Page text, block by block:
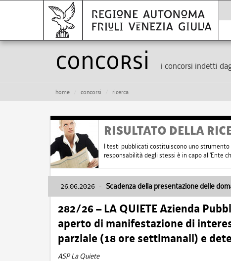
Concorsi i concorsi indetti
home concorsi ricerca
RISULTATO DELLA
I testi pubblicati costituiscono uno
responsabilità degli stessi è in capo all'Ente
26.06.2026 - Scadenza della presentazione delle
282/26 – LA QUIETE Azienda
aperto di manifestazione di
parziale (18 ore settimanali) e
ASP La Quiete